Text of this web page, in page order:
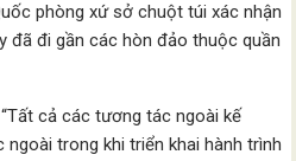
phòng xứ sở chuột túi xác nhận
đã đi gần các hòn đảo thuộc quần
cả các tương tác ngoài kế
trong khi triển khai hành trình